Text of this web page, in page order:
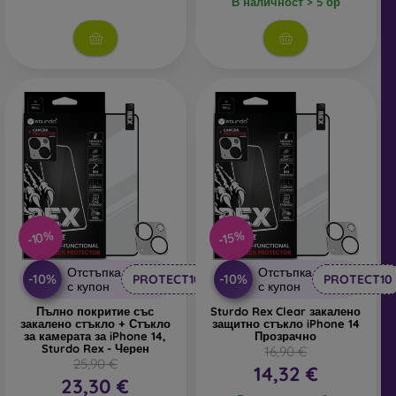
защитни стъкла, винаги избирайте
според конкретния
модел на вашия смартфон
. В нашия онлайн магазин
ще намерите
от различни фолиа и
-10%
-10%
Отстъпка
с купон
PROTECT10
Пълно покритие със
закалено стъкло + Стъкло
за камерата за iPhone 14,
Sturdo Rex - Черен
25,90 €
23,30 €
-15%
-10%
Отстъпка
с купон
PROTECT10
Sturdo Rex Clear закалено
защитно стъкло iPhone 14
Прозрачно
16,90 €
14,32 €